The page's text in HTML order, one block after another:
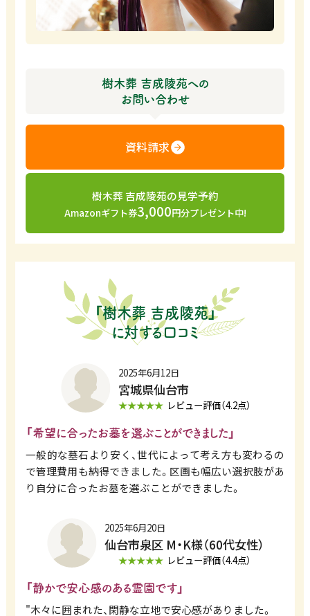
樹木葬 吉成陵苑への
お問い合わせ
資料請求
樹木葬 吉成陵苑の見学予約
Amazonギフト券3,000円分プレゼント中!
「樹木葬 吉成陵苑」
に対する口コミ
2025年6月12日
宮城県仙台市
★★★★★ レビュー評価（4.2点）
「希望に合ったお墓を選ぶことができました」
一般的な墓石より安く、世代によって考え方も変わるの
で管理費用も納得できました。区画も幅広い選択肢があ
り自分に合ったお墓を選ぶことができました。
2025年6月20日
仙台市泉区 M・K様（60代女性）
★★★★★ レビュー評価（4.4点）
「静かで安心感のある霊園です」
"木々に囲まれた、閑静な立地で安心感がありました。